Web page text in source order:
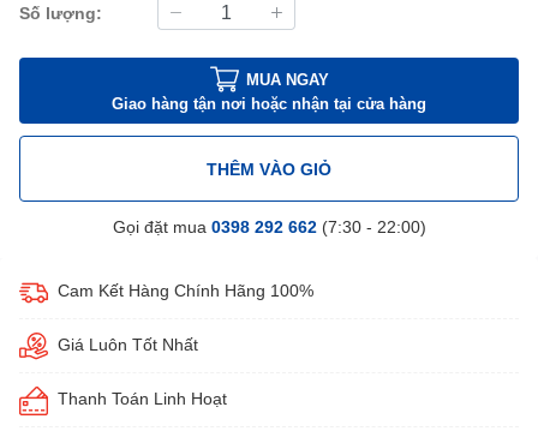
Số lượng:
MUA NGAY
Giao hàng tận nơi hoặc nhận tại cửa hàng
THÊM VÀO GIỎ
Gọi đặt mua 0398 292 662(7:30 - 22:00)
Cam Kết Hàng Chính Hãng 100%
Giá Luôn Tốt Nhất
Thanh Toán Linh Hoạt